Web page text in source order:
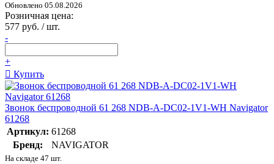
Обновлено 05.08.2026
Розничная цена:
577 руб. / шт.
-
+
Купить
Звонок беспроводной 61 268 NDB-A-DC02-1V1-WH Navigator
61268
Артикул: 61268
Бренд:
NAVIGATOR
На складе 47 шт.